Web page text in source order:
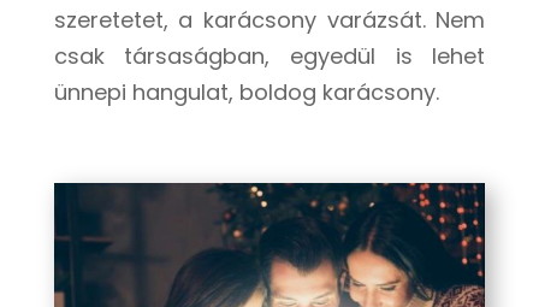
szeretetet, a karácsony varázsát. Nem
csak társaságban, egyedül is lehet
ünnepi hangulat, boldog karácsony.